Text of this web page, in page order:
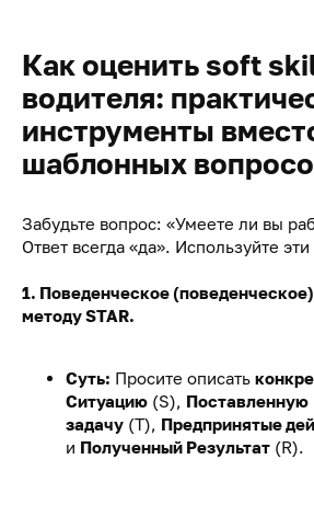
Как оценить soft
водителя:
инструменты
шаблонных
Забудьте вопрос: «Умеете ли вы
Ответ всегда «да». Используйте
1. Поведенческое
методу STAR.
Суть: Просите описать
Ситуацию (S), Поставленную
задачу (T), Предпринятые
и Полученный Результат (R).